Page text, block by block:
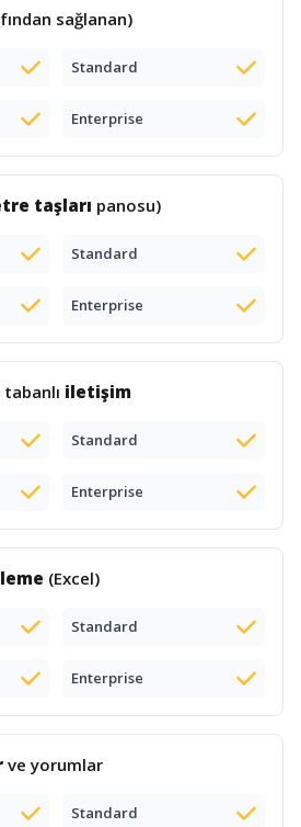
sağlanan)
Standard
Enterprise
taşları panosu)
Standard
Enterprise
tabanlı iletişim
Standard
Enterprise
(Excel)
Standard
Enterprise
ve yorumlar
Standard